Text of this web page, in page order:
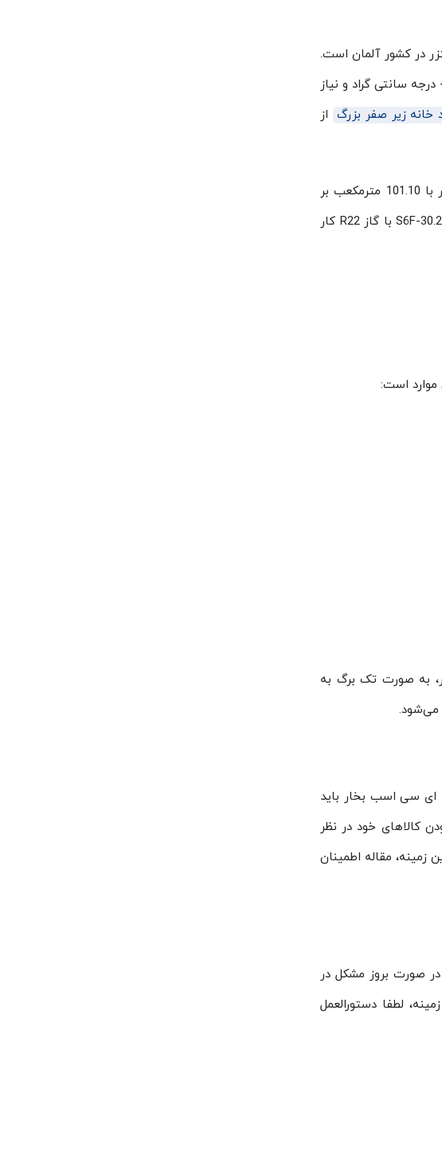
در کشور آلمان است.
برای رسیدن به دماهای بسیار پایین مورد استفاده قرار می‌گیرد. تونل انجماد سریع با دمای 40- درجه سانتی گراد و نیاز
خانه زیر صفر بزرگ از
کمپرسور دو مرحله ای S6F-30.2 دارای 6 سیلندر و حجم جابجایی آن در دور 1450 و فرکانس 50 هرتز برابر با 101.10 مترمکعب بر
ساعت است. درجه حفاظت این کمپرسور بیتزر در برابر آب و غبار IP54 است. کمپرسور دو مرحله ای بیتزر S6F-30.2 با گاز R22 کار
به صورت تک برگ به
می‌شود.
ای سی اسب بخار باید
کالاهای خود در نظر
زمینه، مقاله اطمینان
صورت بروز مشکل در
لطفا دستورالعمل